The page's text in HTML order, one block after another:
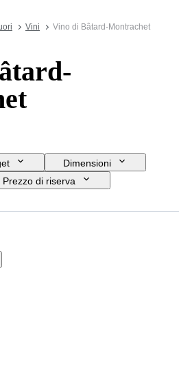
Vini Vino di Bâtard-Montrachet
Dimensioni
Prezzo di riserva
/ Classificazione
vino